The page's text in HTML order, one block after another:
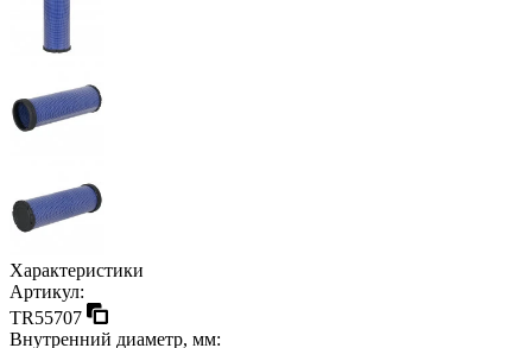
Характеристики
Артикул:
TR55707
Внутренний диаметр, мм: